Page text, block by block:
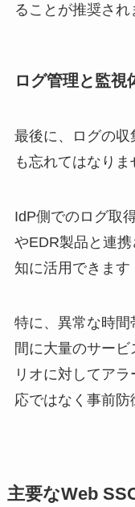
ることが推奨され
ログ管理と監視
最後に、ログの
も忘れてはなりま
IdP側でのログ取
やEDR製品と連
知に活用できます
特に、異常な時
間に大量のサー
リオに対してア
応ではなく事前防
主要なWeb